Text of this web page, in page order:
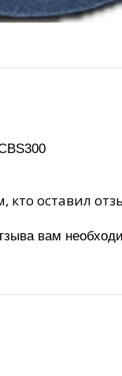
кто оставил
вам